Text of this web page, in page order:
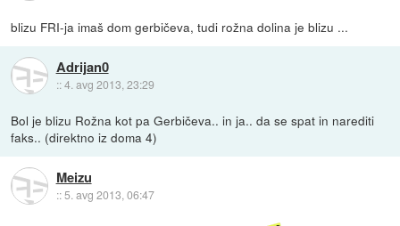
blizu FRI-ja imaš dom gerbičeva, tudi rožna dolina je blizu ...
Adrijan0
::4. avg 2013, 23:29
Bol je blizu Rožna kot pa Gerbičeva.. in ja.. da se spat in narediti
faks.. (direktno iz doma 4)
Meizu
::5. avg 2013, 06:47